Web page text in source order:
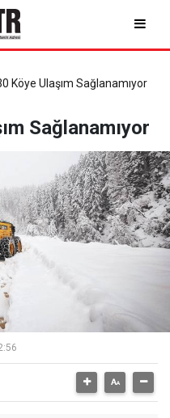
Köye Ulaşım Sağlanamıyor
Sağlanamıyor